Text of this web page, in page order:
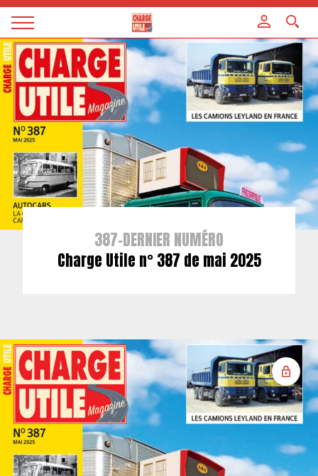
Magazine
Charge
utile
387-DERNIER NUMÉRO
Charge Utile n° 387 de mai 2025
Panneau de gestion des cookies